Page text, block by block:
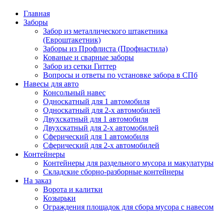
Главная
Заборы
Забор из металлического штакетника
(Евроштакетник)
Заборы из Профлиста (Профнастила)
Кованые и сварные заборы
Забор из сетки Гиттер
Вопросы и ответы по установке забора в СПб
Навесы для авто
Консольный навес
Односкатный для 1 автомобиля
Односкатный для 2-х автомобилей
Двухскатный для 1 автомобиля
Двухскатный для 2-х автомобилей
Сферический для 1 автомобиля
Сферический для 2-х автомобилей
Контейнеры
Контейнеры для раздельного мусора и макулатуры
Складские сборно-разборные контейнеры
На заказ
Ворота и калитки
Козырьки
Ограждения площадок для сбора мусора с навесом